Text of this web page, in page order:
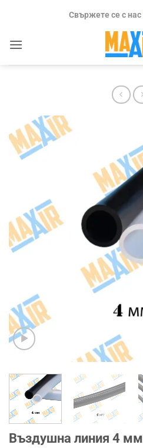
Свържете се с нас
Въздушна линия 4 мм